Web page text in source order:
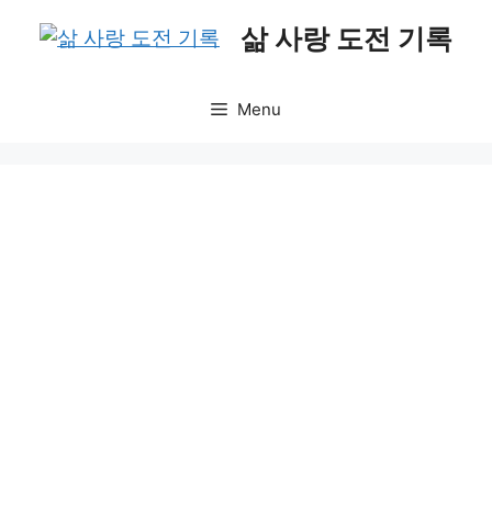
삶 사랑 도전 기록
Menu